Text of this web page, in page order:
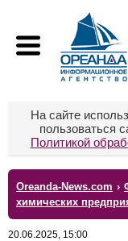
На сайте
пользоваться
Политикой
Oreanda-News.com ›
химических
20.06.2025, 15:00